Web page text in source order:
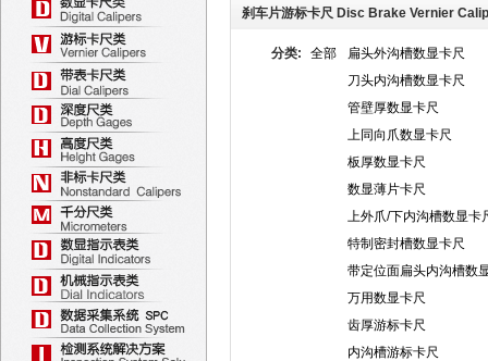
刹车片游标卡尺 Disc Brake Vernier
分类: 全部
扁头外沟槽数显卡尺
刀头内沟槽数显卡尺
管壁厚数显卡尺
上同向爪数显卡尺
板厚数显卡尺
数显薄片卡尺
上外爪/下内沟槽数显卡
特制密封槽数显卡尺
带定位面扁头内沟槽数
万用数显卡尺
齿厚游标卡尺
内沟槽游标卡尺